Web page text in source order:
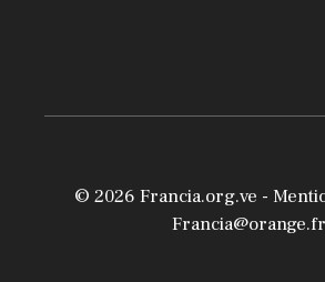
© 2026 Francia.org.ve -
Francia@orange.fr